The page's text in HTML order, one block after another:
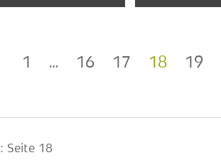
1 … 16 17 18 19
: Seite 18